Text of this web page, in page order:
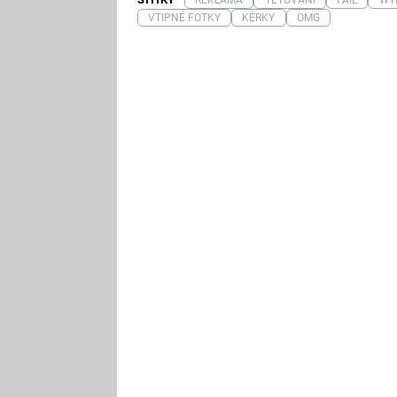
VTIPNÉ FOTKY
KÉRKY OMG